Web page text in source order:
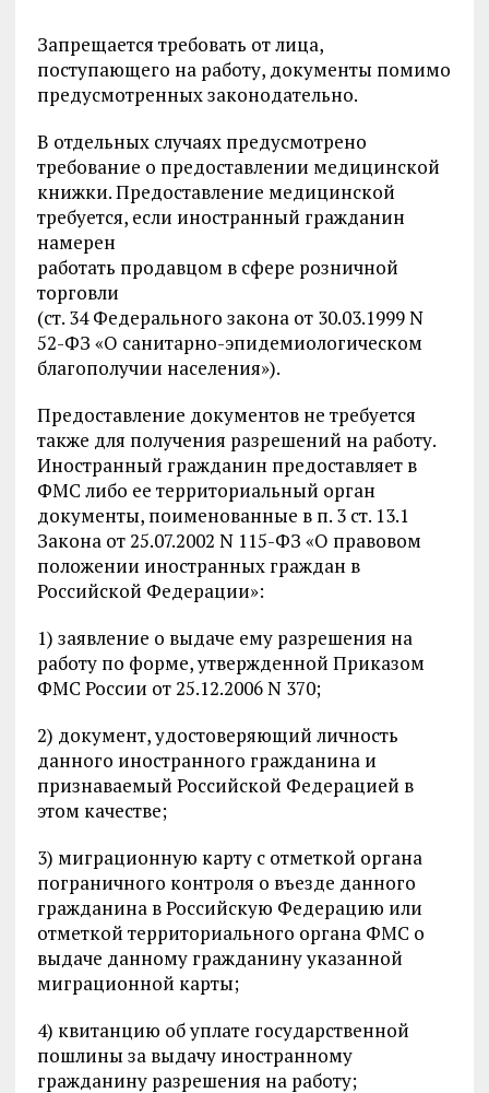
Запрещается требовать от лица,
поступающего на работу, документы помимо
предусмотренных законодательно.
В отдельных случаях предусмотрено
требование о предоставлении медицинской
книжки. Предоставление медицинской
требуется, если иностранный гражданин
намерен
работать продавцом в сфере розничной
торговли
(ст. 34 Федерального закона от 30.03.1999 N
52-ФЗ «О санитарно-эпидемиологическом
благополучии населения»).
Предоставление документов не требуется
также для получения разрешений на работу.
Иностранный гражданин предоставляет в
ФМС либо ее территориальный орган
документы, поименованные в п. 3 ст. 13.1
Закона от 25.07.2002 N 115-ФЗ «О правовом
положении иностранных граждан в
Российской Федерации»:
1) заявление о выдаче ему разрешения на
работу по форме, утвержденной Приказом
ФМС России от 25.12.2006 N 370;
2) документ, удостоверяющий личность
данного иностранного гражданина и
признаваемый Российской Федерацией в
этом качестве;
3) миграционную карту с отметкой органа
пограничного контроля о въезде данного
гражданина в Российскую Федерацию или
отметкой территориального органа ФМС о
выдаче данному гражданину указанной
миграционной карты;
4) квитанцию об уплате государственной
пошлины за выдачу иностранному
гражданину разрешения на работу;